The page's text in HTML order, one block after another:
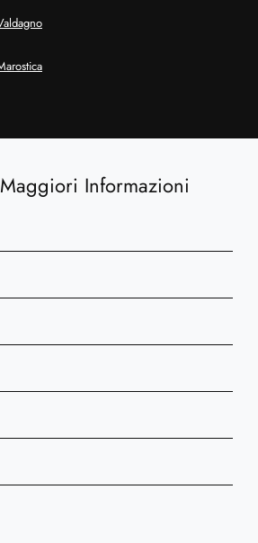
Informazioni